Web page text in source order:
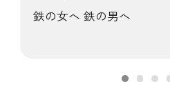
鉄の女へ 鉄の男へ